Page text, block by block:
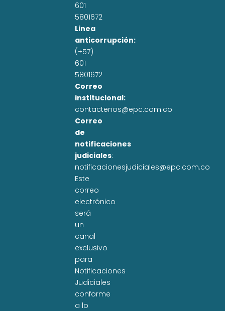
601
5801672
Linea
anticorrupción:
(+57)
601
5801672
Correo
institucional:
contactenos@epc.com.co
Correo
de
notificaciones
judiciales:
notificacionesjudiciales@epc.com.co
Este
correo
electrónico
será
un
canal
exclusivo
para
Notificaciones
Judiciales
conforme
a lo